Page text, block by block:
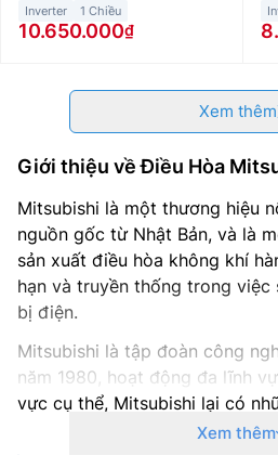
Inverter 1 Chiều
10.650.000
Xem thêm
Giới thiệu về Điều Hòa
Mitsubishi là một thương hiệu
nguồn gốc từ Nhật Bản, và là
sản xuất điều hòa không khí
hạn và truyền thống trong
bị điện.
Mitsubishi là tập đoàn công
năm 1980, hoạt động đa lĩnh
vực cụ thể, Mitsubishi lại có
Xem thêm